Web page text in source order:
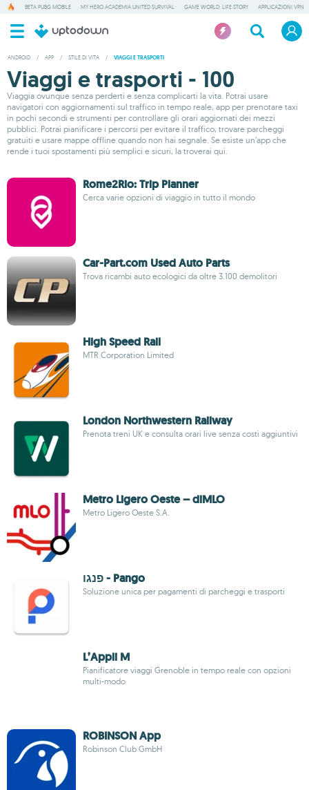
BETA PUBG MOBILE MY HERO ACADEMIA UNITED SURVIVAL GAME WORLD: LIFE STORY APPLICAZIONI VPN
ANDROID / APP / STILE DI VITA / VIAGGI E TRASPORTI
Viaggi e trasporti - 100
Viaggia ovunque senza perderti e senza complicarti la vita. Potrai usare
navigatori con aggiornamenti sul traffico in tempo reale, app per prenotare taxi
in pochi secondi e strumenti per controllare gli orari aggiornati dei mezzi
pubblici. Potrai pianificare i percorsi per evitare il traffico, trovare parcheggi
gratuiti e usare mappe offline quando non hai segnale. Se esiste un’app che
rende i tuoi spostamenti più semplici e sicuri, la troverai qui.
Rome2Rio: Trip Planner
Cerca varie opzioni di viaggio in tutto il mondo
Car-Part.com Used Auto Parts
Trova ricambi auto ecologici da oltre 3.100 demolitori
High Speed Rail
MTR Corporation Limited
London Northwestern Railway
Prenota treni UK e consulta orari live senza costi aggiuntivi
Metro Ligero Oeste – diMLO
Metro Ligero Oeste S.A.
פנגו - Pango
Soluzione unica per pagamenti di parcheggi e trasporti
L’Appli M
Pianificatore viaggi Grenoble in tempo reale con opzioni
multi-modo
ROBINSON App
Robinson Club GmbH